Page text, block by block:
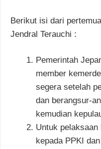
Berikut isi dari
Jendral Terauchi :
Pemerintah
member
segera setelah
dan berangsur-
kemudian
Untuk
kepada PPKI